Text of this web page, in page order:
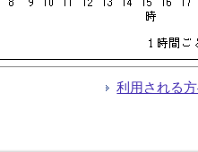
利用される